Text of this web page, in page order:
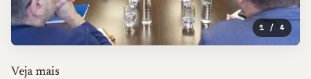
1 / 4
Veja mais